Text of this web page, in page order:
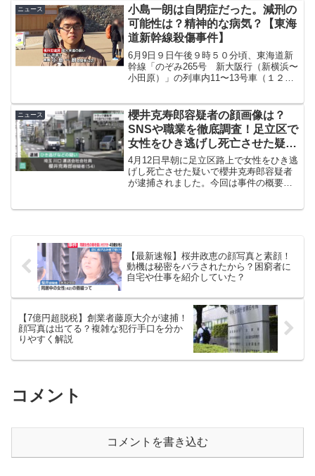
反応などを調査しましたので紹介してい
きたいと思...
ニュース
小島一朗は自閉症だった。減刑の
可能性は？精神的な病気？【東海
道新幹線殺傷事件】
6月9日９日午後９時５０分頃、東海道新
幹線「のぞみ265号 新大阪行（新横浜〜
小田原）」の列車内11〜13号車（１２号
けた無差別殺人事件の容疑者「小島一
朗」が自閉症だっ...
ニュース
櫻井克寿郎容疑者の顔画像は？
SNSや職業を徹底調査！足立区で
女性をひき逃げし死亡させた疑い
で逮捕！
4月12日早朝に足立区路上で女性をひき逃
げし死亡させた疑いで櫻井克寿郎容疑者
が逮捕されました。今回は事件の概要、
【最新速報】桜井政恵の顔写真と素顔！
動機は秘密をバラされたから？困窮者に
自宅や仕事を紹介していた？
【7億円超脱税】創業者藤原大介が逮捕！
顔写真は出てる？複雑な犯行手口を分か
りやすく解説
コメント
コメントを書き込む